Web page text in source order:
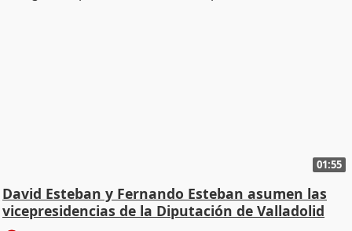
01:55
David Esteban y Fernando Esteban asumen las
vicepresidencias de la Diputación de Valladolid